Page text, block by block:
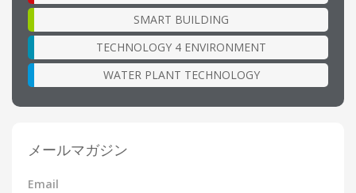
SMART BUILDING
TECHNOLOGY 4 ENVIRONMENT
WATER PLANT TECHNOLOGY
メールマガジン
Email